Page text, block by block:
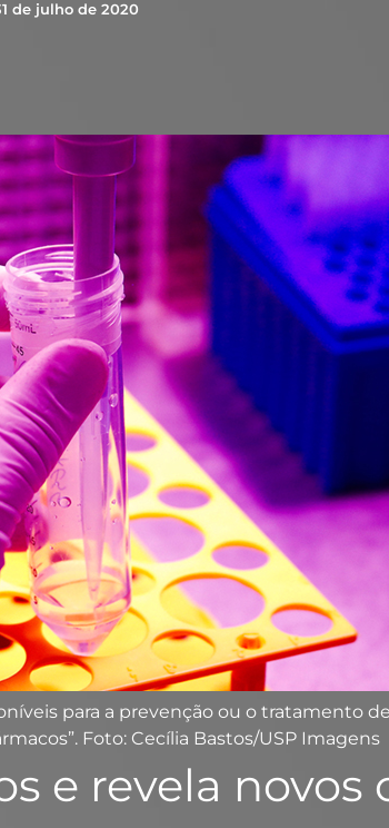
de julho de 2020
para a prevenção ou o tratamento
Foto: Cecília Bastos/USP Imagens
e revela novos